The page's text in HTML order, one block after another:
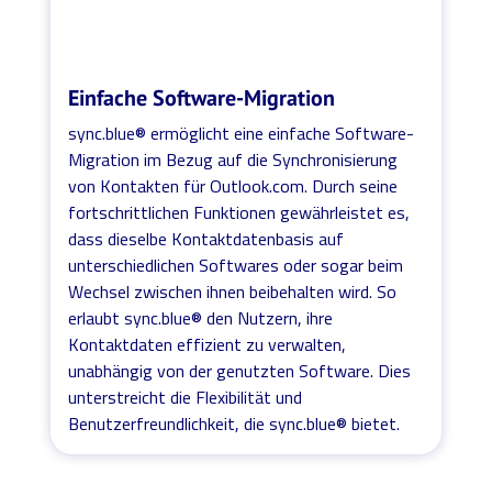
Einfache Software-Migration
sync.blue® ermöglicht eine einfache Software-
Migration im Bezug auf die Synchronisierung
von Kontakten für Outlook.com. Durch seine
fortschrittlichen Funktionen gewährleistet es,
dass dieselbe Kontaktdatenbasis auf
unterschiedlichen Softwares oder sogar beim
Wechsel zwischen ihnen beibehalten wird. So
erlaubt sync.blue® den Nutzern, ihre
Kontaktdaten effizient zu verwalten,
unabhängig von der genutzten Software. Dies
unterstreicht die Flexibilität und
Benutzerfreundlichkeit, die sync.blue® bietet.